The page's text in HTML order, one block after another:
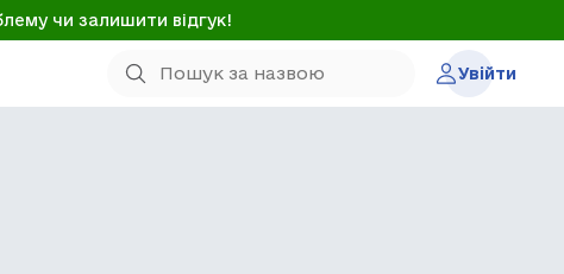
чи залишити відгук!
Увійти